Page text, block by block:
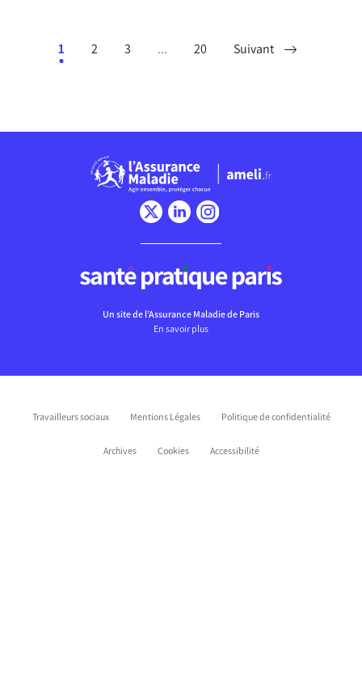
1 2 3 ... 20 Suivant
Un site de l’Assurance Maladie de Paris
En savoir plus
Travailleurs sociaux Mentions Légales Politique de confidentialité
Archives Cookies Accessibilité